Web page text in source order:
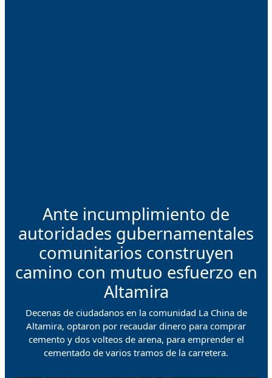
Ante incumplimiento de
autoridades gubernamentales
comunitarios construyen
camino con mutuo esfuerzo en
Altamira
Decenas de ciudadanos en la comunidad La China de
Altamira, optaron por recaudar dinero para comprar
cemento y dos volteos de arena, para emprender el
cementado de varios tramos de la carretera.